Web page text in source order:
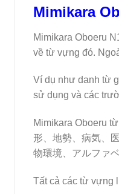
Mimikara
Mimikara Oboeru
về từ vựng đó.
Ví dụ như danh từ
sử dụng và các
Mimikara Oboeru
形、地勢、病気、
物環境、アルファ
Tất cả các từ vựng